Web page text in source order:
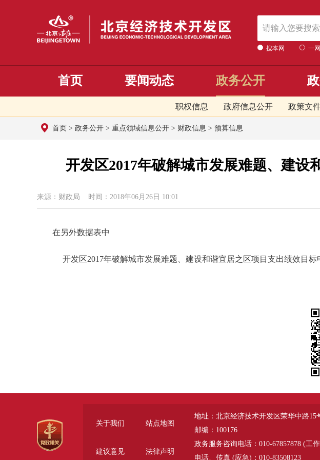
搜本网 一
首页 要闻动态 政务公开
职权信息 政府信息公开 政策文
首页 > 政务公开 > 重点领域信息公开 > 财政信息 > 预算信息
开发区2017年破解城市发展难题、建设
来源：财政局 时间：2018年06月26日 10:01
在另外数据表中
开发区2017年破解城市发展难题、建设和谐宜居之区项目支出绩效目标
关于我们 站点地图
建议意见 法律声明
地址：北京经济技术开发区荣华中路15
邮编：100176
政务服务咨询电话：010-67857878 (工
电话、传真 (应急)：010-83508123